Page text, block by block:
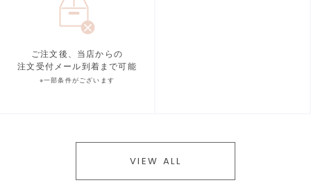
ご注文後、当店からの
注文受付メール到着まで可能
※一部条件がございます
VIEW ALL